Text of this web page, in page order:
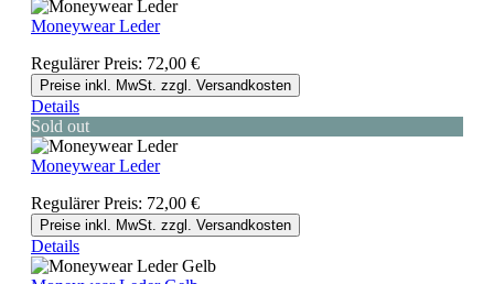
Moneywear Leder
Regulärer Preis: 72,00 €
Preise inkl. MwSt. zzgl. Versandkosten
Details
Sold out
Moneywear Leder
Regulärer Preis: 72,00 €
Preise inkl. MwSt. zzgl. Versandkosten
Details